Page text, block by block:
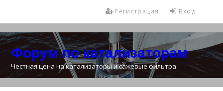
Вход
Регистрация
Форум по катализаторам
Честная цена на катализаторы и сажевые фильтра